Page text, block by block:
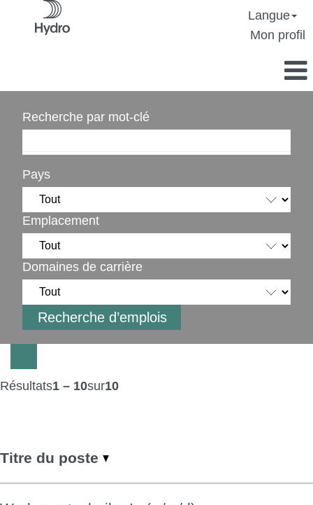
Langue
Mon profil
Recherche par mot-clé
Pays
Emplacement
Domaines de carrière
Résultats1 – 10sur10
Titre du poste